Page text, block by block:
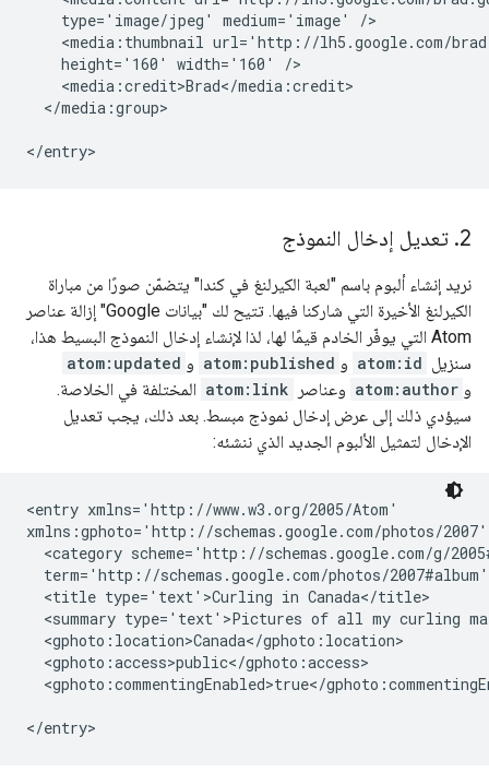
    type='image/jpeg' medium='image' />
<media:thumbnail url='http://lh5.google.com/
    height='160' width='160' />
    <media:credit>Brad</media:credit>
  </media:group>
2
. تعديل إدخال النموذج
نريد إنشاء ألبوم باسم "لعبة الكيرلنغ في كندا" يتضمّن صورًا من مباراة
الكيرلنغ الأخيرة التي شاركنا فيها. تتيح لك "بيانات Google" إزالة عناصر
Atom التي يوفّر الخادم قيمًا لها، لذا لإنشاء إدخال النموذج البسيط هذا،
سنزيل atom:id و atom:published و atom:updated
و atom:author وعناصر atom:link المختلفة في الخلاصة.
سيؤدي ذلك إلى عرض إدخال نموذج مبسط. بعد ذلك، يجب تعديل
الإدخال لتمثيل الألبوم الجديد الذي ننشئه:
<entry xmlns='http://www.w3.org/2005/Atom'
xmlns:gphoto='http://schemas.google.com/photos/
<category scheme='http://schemas.google.com/g/
term='http://schemas.google.com/photos/
  <title type='text'>Curling in Canada</title>
<summary type='text'>Pictures of all my curling
  <gphoto:location>Canada</gphoto:location>
  <gphoto:access>public</gphoto:access>
<gphoto:commentingEnabled>true</